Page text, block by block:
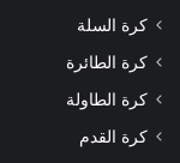
كرة السلة
كرة الطائرة
كرة الطاولة
كرة القدم